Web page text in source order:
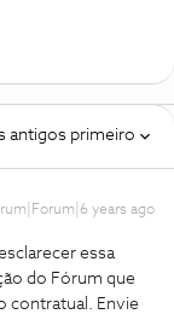
antigos primeiro
years ago
essa
do Fórum que
contratual. Envie